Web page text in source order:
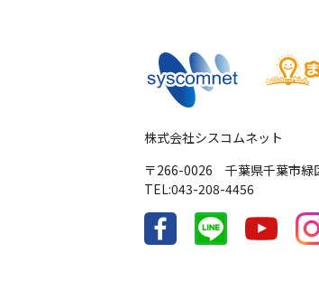
株式会社シスコムネット
〒266-0026 千葉県千葉市緑
TEL:043-208-4456